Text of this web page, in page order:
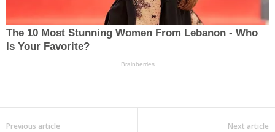
Previous article Next article